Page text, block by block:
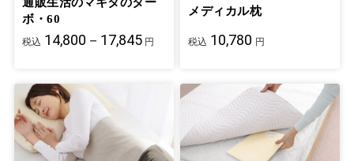
ボ・60
税込 14,800－17,845 円
メディカル枕
税込 10,780 円